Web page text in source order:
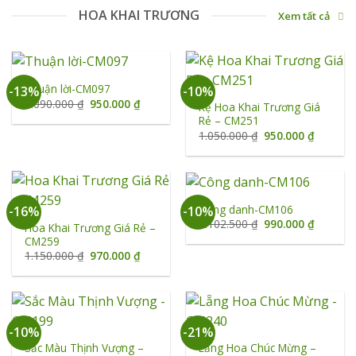
HOA KHAI TRƯƠNG Xem tất cả
-13%Thuận lời-CM097
1.090.000₫ Giá
gốc
là:
950.000₫Giá
tại
-10%
Kệ Hoa Khai Trương Giá
Rẻ – CM251
1.050.000₫ Giá
gốc
là:
950.000₫Giá
tại
-16%
Hoa Khai Trương Giá Rẻ –
CM259
1.150.000₫ Giá
gốc
là:
970.000₫Giá
tại
970.000 ₫.
-10%Công danh-CM106
1.102.500₫ Giá
gốc
là:
990.000₫Giá
tại
-10%
Sắc Màu Thịnh Vượng –
-21%
Lẵng Hoa Chúc Mừng –